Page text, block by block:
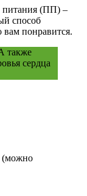
питания (ПП) –
способ
понравится.
также
сердца
(можно